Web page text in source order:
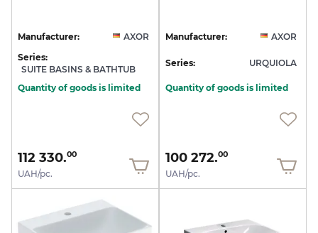
Manufacturer:
AXOR
Series:
SUITE BASINS & BATHTUB
Quantity of goods is limited
112 330.00
UAH/pc.
Manufacturer: AXOR
Series: URQUIOLA
Quantity of goods is limited
100 272.00
UAH/pc.